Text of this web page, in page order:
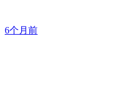
6个月前